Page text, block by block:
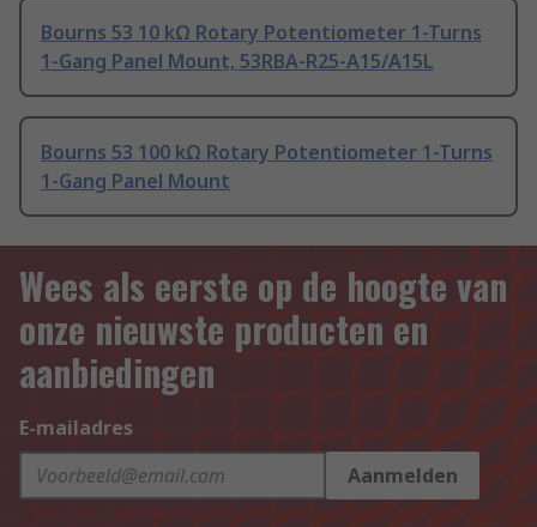
Bourns 53 10 kΩ Rotary Potentiometer 1-Turns
1-Gang Panel Mount, 53RBA-R25-A15/A15L
Bourns 53 100 kΩ Rotary Potentiometer 1-Turns
1-Gang Panel Mount
Wees als eerste op de hoogte van
onze nieuwste producten en
aanbiedingen
E-mailadres
Aanmelden